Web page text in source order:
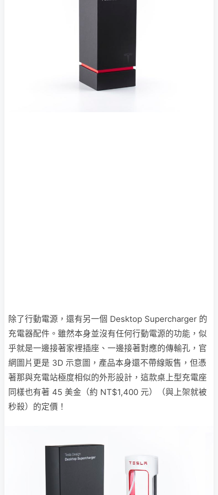
除了行動電源，還有另一個 Desktop Supercharger 的
充電器配件。雖然本身並沒有任何行動電源的功能，似
乎就是一邊接著家裡插座、一邊接著對應的傳輸孔，官
網圖片更是 3D 示意圖，產品本身還不帶線販售，但憑
著那與充電站極度相似的外形設計，這款桌上型充電座
同樣也有著 45 美金（約 NT$1,400 元）（與上架就被
秒殺）的定價！